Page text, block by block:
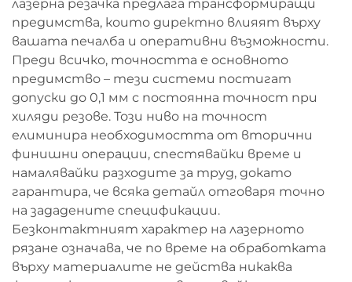
лазерна резачка предлага трансформиращи
предимства, които директно влияят върху
вашата печалба и оперативни възможности.
Преди всичко, точността е основното
предимство – тези системи постигат
допуски до 0,1 мм с постоянна точност при
хиляди резове. Този ниво на точност
елиминира необходимостта от вторични
финишни операции, спестявайки време и
намалявайки разходите за труд, докато
гарантира, че всяка детайл отговаря точно
на зададените спецификации.
Безконтактният характер на лазерното
рязане означава, че по време на обработката
върху материалите не действа никаква